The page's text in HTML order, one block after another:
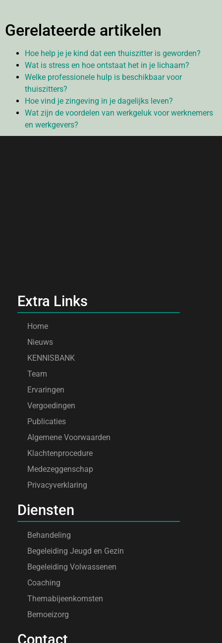
Gerelateerde artikelen
Hoe help je je kind dat een thuiszitter is geworden?
Wat is stress en hoe ontstaat het in je lichaam?
Welke professionele hulp is beschikbaar voor
thuiszitters?
Hoe vind je zingeving in je dagelijks leven?
Wat zijn de voordelen van werkgeluk voor werknemers
en werkgevers?
Extra Links
Home
Nieuws
KENNISBANK
Team
Ervaringen
Vergoedingen
Publicaties
Algemene Voorwaarden
Klachtenprocedure
Medezeggenschap
Privacyverklaring
Diensten
Behandeling
Begeleiding Jeugd en Gezin
Begeleiding Volwassenen
Coaching
Themabijeenkomsten
Bemoeizorg